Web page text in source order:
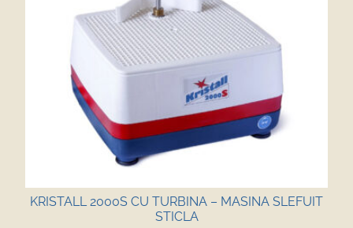
KRISTALL 2000S CU TURBINA – MASINA SLEFUIT
STICLA